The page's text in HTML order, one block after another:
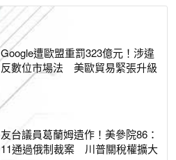
Google遭歐盟重罰323億元！涉違
反數位市場法 美歐貿易緊張升級
友台議員葛蘭姆遺作！美參院86：
11通過俄制裁案 川普關稅權擴大